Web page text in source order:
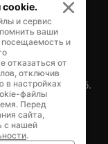
Ямало-
д.1, каб.
и сервис
ваши
посещаемость и
отказаться от
отключив
в настройках
файлы
Перед
сайта,
с нашей
.